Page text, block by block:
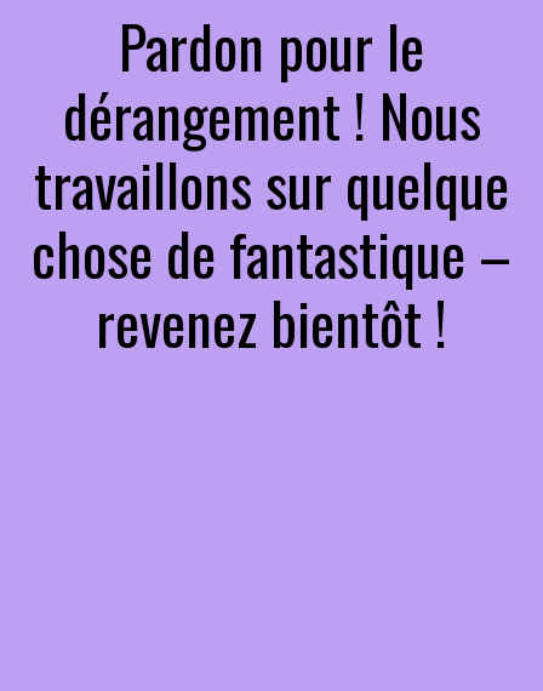
Pardon pour le
dérangement ! Nous
travaillons sur quelque
chose de fantastique –
revenez bientôt !